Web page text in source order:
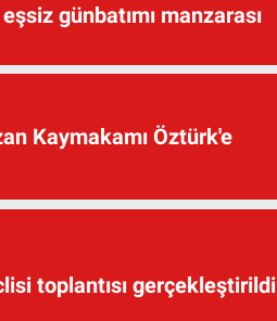
günbatımı manzarası
Kaymakamı Öztürk'e
toplantısı gerçekleştirildi